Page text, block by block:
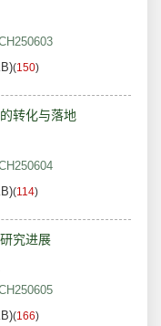
(150)
转化与落地
(114)
究进展
(166)